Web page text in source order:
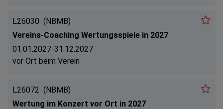
L26030 (NBMB)
Vereins-Coaching Wertungsspiele in 2027
01.01.2027-31.12.2027
vor Ort beim Verein
L26072 (NBMB)
Wertung im Konzert vor Ort in 2027